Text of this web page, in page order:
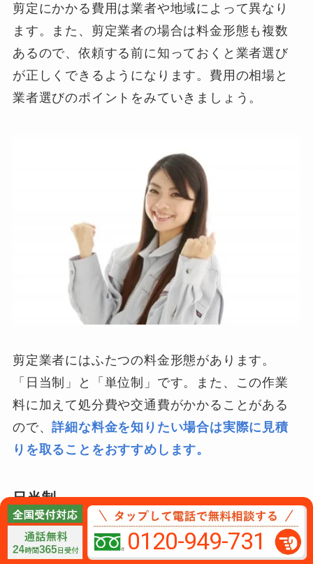
剪定にかかる費用は業者や地域によって異なり
ます。また、剪定業者の場合は料金形態も複数
あるので、依頼する前に知っておくと業者選び
が正しくできるようになります。費用の相場と
業者選びのポイントをみていきましょう。
剪定業者にはふたつの料金形態があります。
「日当制」と「単位制」です。また、この作業
料に加えて処分費や交通費がかかることがある
ので、詳細な料金を知りたい場合は実際に見積
りを取ることをおすすめします。
日当制
こちらの料金形態は人の作業料に対して料金を
支払います。１日がかりとなるような広範囲の
0120-949-731